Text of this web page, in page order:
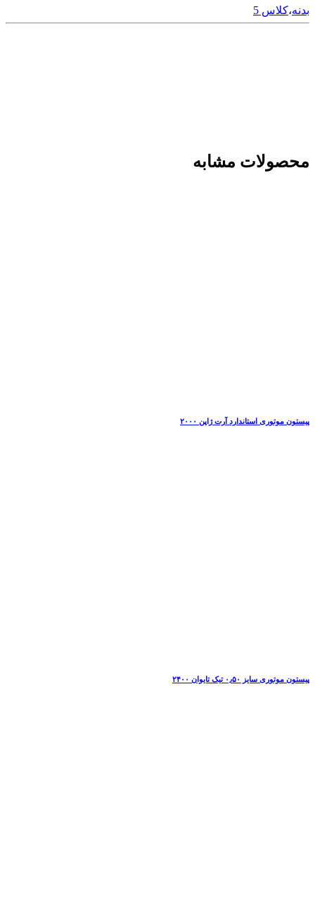
بدنه،کلاس 5
محصولات مشابه
پیستون موتوری استاندارد آرت ژاپن ۲۰۰۰
پیستون موتوری سایز ۰٫۵۰ تیک تایوان ۲۴۰۰